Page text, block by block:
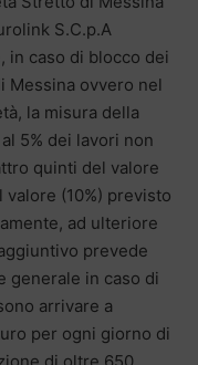
S.C.p.A
in caso di blocco dei
Messina ovvero nel
la misura della
5% dei lavori non
quinti del valore
(10%) previsto
ad ulteriore
prevede
generale in caso di
arrivare a
per ogni giorno di